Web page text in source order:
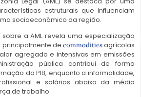
estruturais que influenciam
socioeconômico da região.
a AML revela uma especialização
de commoditiesagrícolas
agregado e intensivas em emissões
pública contribui de forma
do PIB, enquanto a informalidade,
e salários abaixo da média
de trabalho.